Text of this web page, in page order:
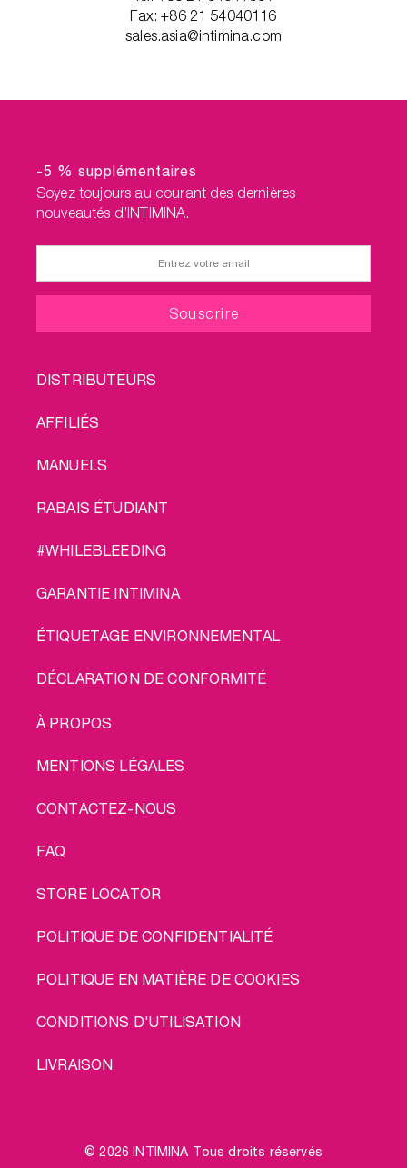
Fax: +86 21 54040116
sales.asia@intimina.com
-5 % supplémentaires
Soyez toujours au courant des dernières
nouveautés d’INTIMINA.
FOOTER
DISTRIBUTEURS
AFFILIÉS
MANUELS
RABAIS ÉTUDIANT
#WHILEBLEEDING
GARANTIE INTIMINA
ÉTIQUETAGE ENVIRONNEMENTAL
DÉCLARATION DE CONFORMITÉ
LEGAL
À PROPOS
MENTIONS LÉGALES
CONTACTEZ-NOUS
FAQ
STORE LOCATOR
POLITIQUE DE CONFIDENTIALITÉ
POLITIQUE EN MATIÈRE DE COOKIES
CONDITIONS D'UTILISATION
LIVRAISON
© 2026 INTIMINA Tous droits réservés